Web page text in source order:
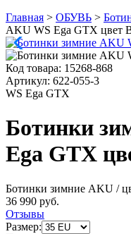
Главная > ОБУВЬ >
AKU WS Ega GTX цвет
Код товара: 15268-868
Артикул: 622-055-3
WS Ega GTX
Ботинки
Ega GTX
Ботинки зимние AKU /
36 990 руб.
Отзывы
Размер: